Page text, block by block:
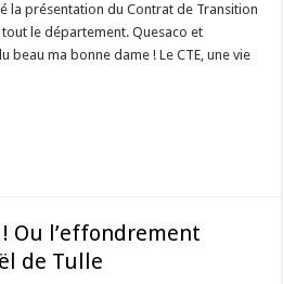
la présentation du Contrat de Transition
le département. Quesaco et
beau ma bonne dame ! Le CTE, une vie
! Ou l’effondrement
de Tulle